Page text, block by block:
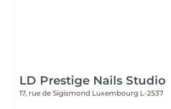
LD Prestige Nails Studio
17, rue de Sigismond Luxembourg L-2537